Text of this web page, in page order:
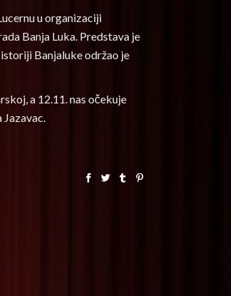
u organizaciji
Banja Luka. Predstava je
Banjaluke održao je
a 12.11. nas očekuje